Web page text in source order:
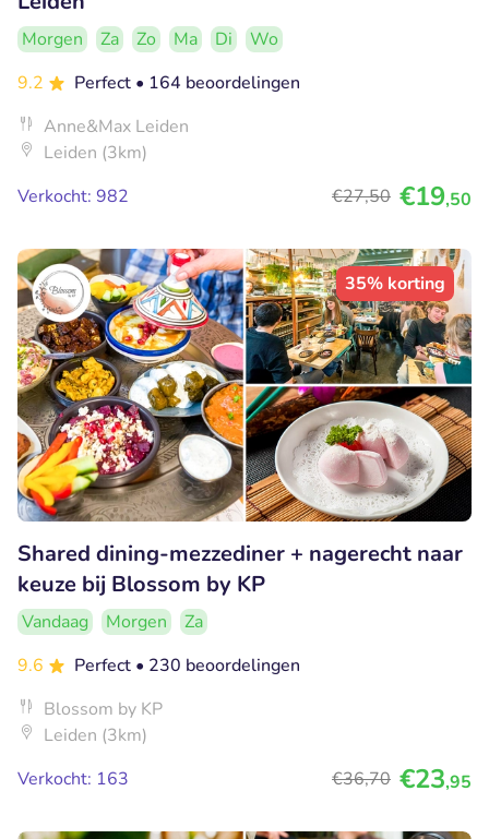
Morgen Za Zo Ma Di
Wo
9.2
Perfect • 164 beoordelingen
Anne&Max Leiden
Leiden (3km)
Verkocht: 982
€27,50 €19,50
35% korting
Shared dining-mezzediner + nagerecht naar
keuze bij Blossom by KP
Vandaag Morgen
Za
9.6
Perfect • 230 beoordelingen
Blossom by KP
Leiden (3km)
Verkocht: 163
€36,70 €23,95